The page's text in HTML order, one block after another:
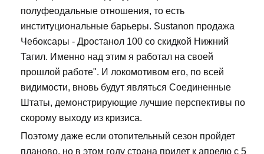
полуфеодальные отношения, то есть
институциональные барьеры. Sustanon продажа
Чебоксары - Дростанол 100 со скидкой Нижний
Тагил. Именно над этим я работал на своей
прошлой работе". И локомотивом его, по всей
видимости, вновь будут являться Соединенные
Штаты, демонстрирующие лучшие перспективы по
скорому выходу из кризиса.
Поэтому даже если отопительный сезон пройдет
планово, но в этом году страна придет к апрелю с 5